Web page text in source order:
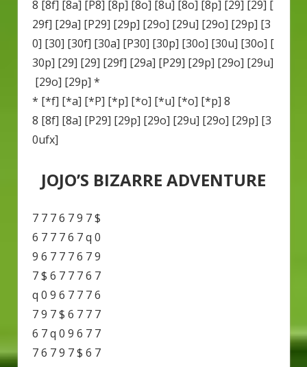
8 [8f] [8a] [P8] [8p] [8o] [8u] [8o] [8p] [29] [29] [
29f] [29a] [P29] [29p] [29o] [29u] [29o] [29p] [3
0] [30] [30f] [30a] [P30] [30p] [30o] [30u] [30o] [
30p] [29] [29] [29f] [29a] [P29] [29p] [29o] [29u]
[29o] [29p] *
* [*f] [*a] [*P] [*p] [*o] [*u] [*o] [*p] 8
8 [8f] [8a] [P29] [29p] [29o] [29u] [29o] [29p] [3
0ufx]
JOJO’S BIZARRE ADVENTURE
7 7 7 6 7 9 7 $
6 7 7 7 6 7 q 0
9 6 7 7 7 6 7 9
7 $ 6 7 7 7 6 7
q 0 9 6 7 7 7 6
7 9 7 $ 6 7 7 7
6 7 q 0 9 6 7 7
7 6 7 9 7 $ 6 7